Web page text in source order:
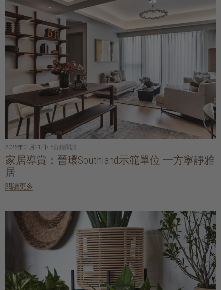
2026年01月21日 • 5分鐘閱讀
家居導賞：晉環Southland示範單位 一方寧靜雅
居
閱讀更多